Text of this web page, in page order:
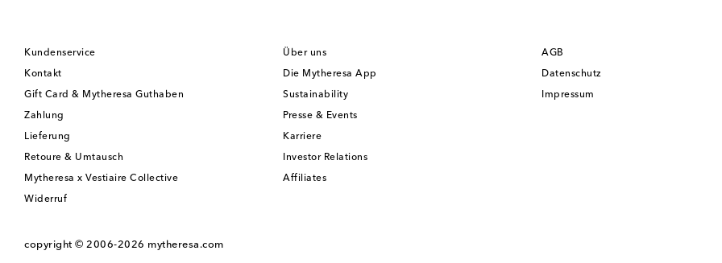
Kundenservice
Kontakt
Gift Card & Mytheresa Guthaben
Zahlung
Lieferung
Retoure & Umtausch
Mytheresa x Vestiaire Collective
Widerruf
Über uns
Die Mytheresa App
Sustainability
Presse & Events
Karriere
Investor Relations
Affiliates
AGB
Datenschutz
Impressum
copyright © 2006-2026 mytheresa.com